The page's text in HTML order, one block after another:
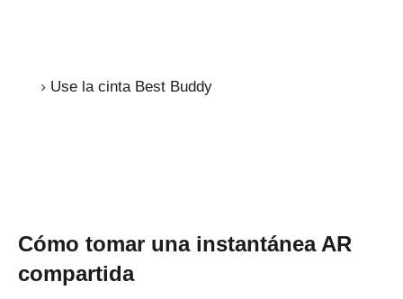
Use la cinta Best Buddy
Cómo tomar una instantánea AR
compartida